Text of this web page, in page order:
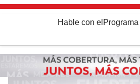
Hable con el Programa